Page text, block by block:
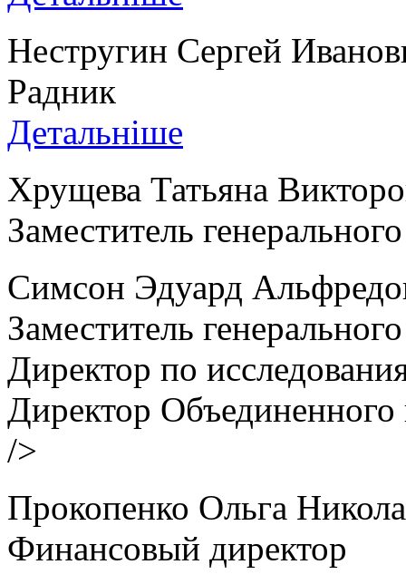
Нестругин Сергей
Радник
Детальніше
Хрущева Татьяна
Заместитель
Симсон Эдуард
Заместитель
Директор по
Директор
/>
Прокопенко Ольга
Финансовый директор